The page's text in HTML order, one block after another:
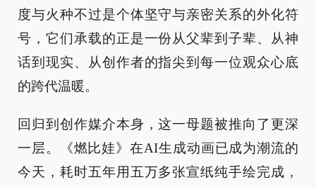
度与火种不过是个体坚守与亲密关系的外化符
号，它们承载的正是一份从父辈到子辈、从神
话到现实、从创作者的指尖到每一位观众心底
的跨代温暖。
回归到创作媒介本身，这一母题被推向了更深
一层。《燃比娃》在AI生成动画已成为潮流的
今天，耗时五年用五万多张宣纸纯手绘完成，